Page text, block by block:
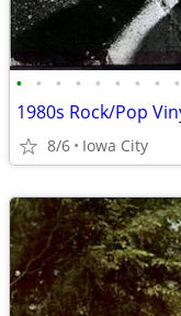
• • • • • • • • •
1980s Rock/Pop
8/6 Iowa City